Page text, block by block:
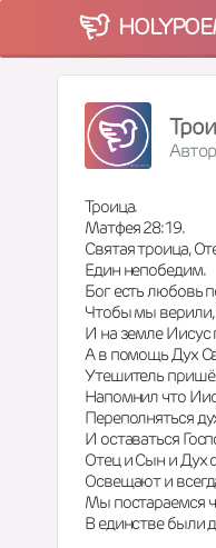
HOLY
Троица.
Матфея 28:19.
Святая троица,
Един непобедим.
Бог есть любовь
Чтобы мы
И на земле Иисус
А в помощь Дух
Утешитель
Напомнил что
Переполняться
И оставаться
Отец и Сын и Дух
Освещают и
Мы постараемся
В единстве были